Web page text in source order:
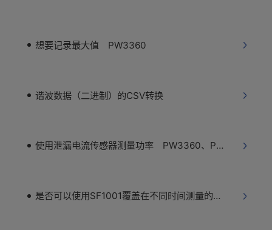
想要记录最大值 PW3360
谐波数据（二进制）的CSV转换
使用泄漏电流传感器测量功率 PW3360、PW3365
是否可以使用SF1001覆盖在不同时间测量的多个数据？